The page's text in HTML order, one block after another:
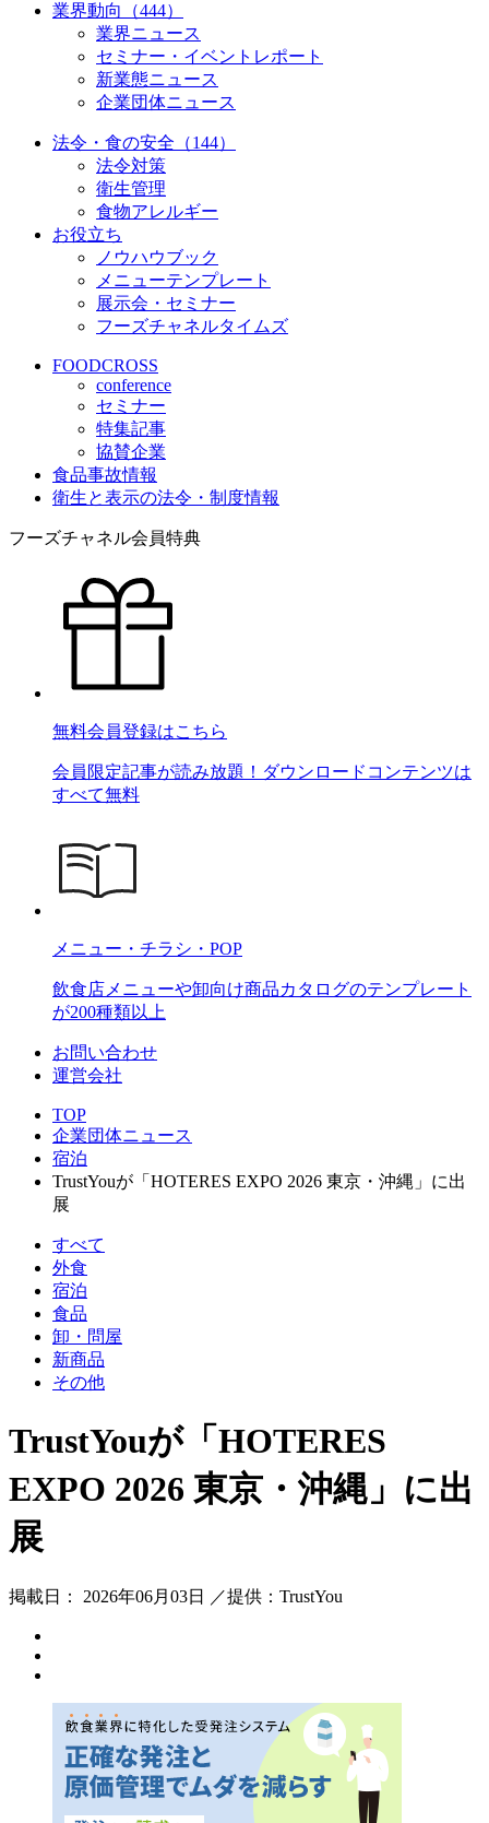
業界動向（444）
業界ニュース
セミナー・イベントレポート
新業態ニュース
企業団体ニュース
法令・食の安全（144）
法令対策
衛生管理
食物アレルギー
お役立ち
ノウハウブック
メニューテンプレート
展示会・セミナー
フーズチャネルタイムズ
FOODCROSS
conference
セミナー
特集記事
協賛企業
食品事故情報
衛生と表示の法令・制度情報
フーズチャネル会員特典
無料会員登録はこちら
会員限定記事が読み放題！ダウンロードコンテンツは
すべて無料
メニュー・チラシ・POP
飲食店メニューや卸向け商品カタログのテンプレート
が200種類以上
お問い合わせ
運営会社
TOP
企業団体ニュース
宿泊
TrustYouが「HOTERES EXPO 2026 東京・沖縄」に出
展
すべて
外食
宿泊
食品
卸・問屋
新商品
その他
TrustYouが「HOTERES
EXPO 2026 東京・沖縄」に出
展
掲載日： 2026年06月03日 ／提供：TrustYou